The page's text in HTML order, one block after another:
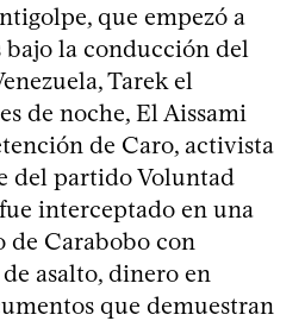
que empezó a
la conducción del
Tarek el
de noche, El Aissami
de Caro, activista
del partido Voluntad
interceptado en una
de Carabobo con
asalto, dinero en
que demuestran